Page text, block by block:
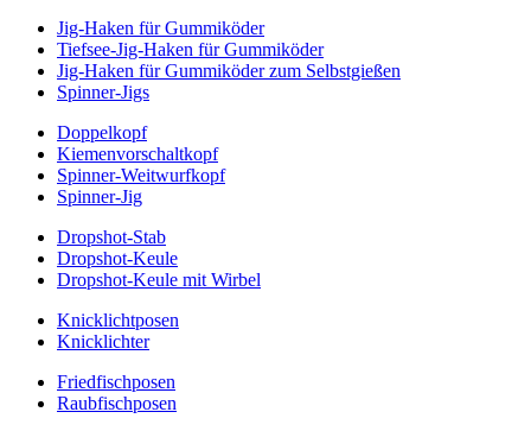
Jig-Haken für Gummiköder
Tiefsee-Jig-Haken für Gummiköder
Jig-Haken für Gummiköder zum Selbstgießen
Spinner-Jigs
Doppelkopf
Kiemenvorschaltkopf
Spinner-Weitwurfkopf
Spinner-Jig
Dropshot-Stab
Dropshot-Keule
Dropshot-Keule mit Wirbel
Knicklichtposen
Knicklichter
Friedfischposen
Raubfischposen